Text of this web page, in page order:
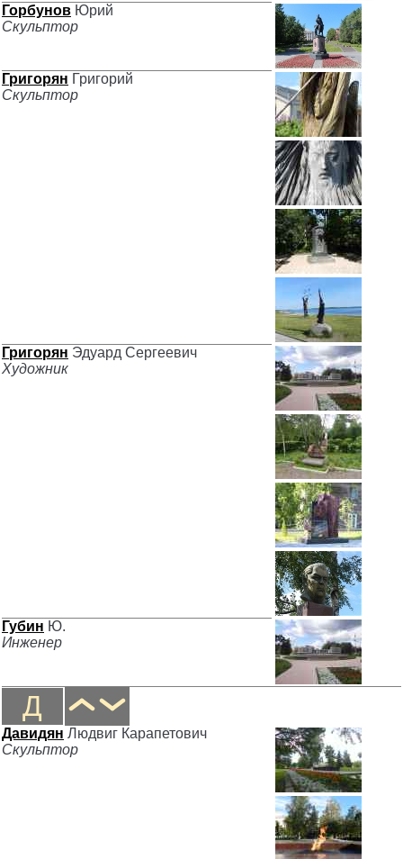
Горбунов Юрий
Скульптор
Григорян Григорий
Скульптор
Григорян Эдуард Сергеевич
Художник
Губин Ю.
Инженер
Д
Давидян Людвиг Карапетович
Скульптор